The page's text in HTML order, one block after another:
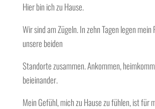
Hier bin ich zu Hause.
Wir sind am Zügeln. In zehn Tagen legen
unsere beiden
Standorte zusammen. Ankommen,
beieinander.
Mein Gefühl, mich zu Hause zu fühlen, ist für